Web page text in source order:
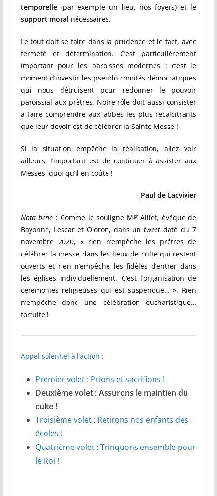
temporelle(par exemple un lieu, nos foyers) et le
support moral nécessaires.
Le tout doit se faire dans la prudence et le tact, avec
fermeté et détermination. C’est particulièrement
important pour les paroisses modernes : c’est le
moment d’investir les pseudo-comités démocratiques
qui nous détruisent pour redonner le pouvoir
paroissial aux prêtres. Notre rôle doit aussi consister
à faire comprendre aux abbés les plus récalcitrants
que leur devoir est de célébrer la Sainte Messe !
Si la situation empêche la réalisation, allez voir
ailleurs, l’important est de continuer à assister aux
Messes, quoi qu’il en coûte !
Paul de Lacvivier
Nota bene : Comme le souligne Mgr Aillet, évêque de
Bayonne, Lescar et Oloron, dans untweetdaté du 7
novembre 2020, « rien n’empêche les prêtres de
célébrer la messe dans les lieux de culte qui restent
ouverts et rien n’empêche les fidèles d’entrer dans
les églises individuellement. C’est l’organisation de
cérémonies religieuses qui est suspendue… ». Rien
n’empêche donc une célébration eucharistique…
fortuite !
Appel solennel à l’action :
Premier volet : Prions et sacrifions !
Deuxième volet : Assurons le maintien du
culte !
Troisième volet : Retirons nos enfants des
écoles !
Quatrième volet : Trinquons ensemble pour
le Roi !